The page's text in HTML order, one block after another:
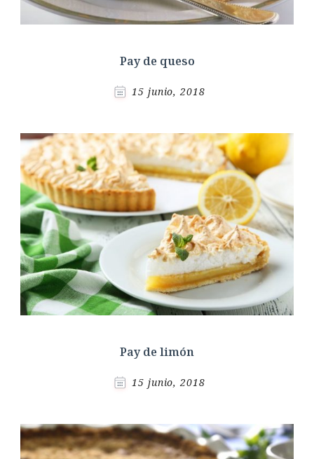
Pay de queso
15 junio, 2018
Pay de limón
15 junio, 2018